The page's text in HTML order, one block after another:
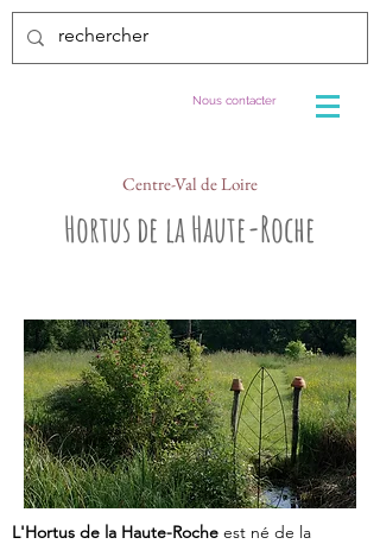
Nous contacter
Centre-Val de Loire
Hortus de la Haute-Roche
L'Hortus de la Haute-Roche est né de la